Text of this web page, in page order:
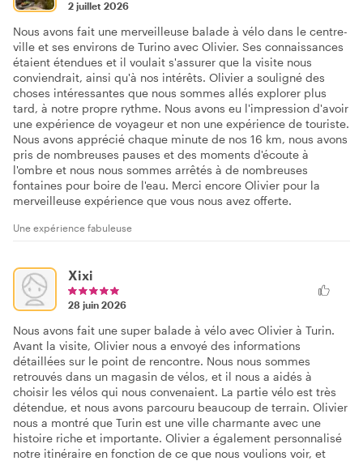
2 juillet 2026
Nous avons fait une merveilleuse balade à vélo dans le centre-
ville et ses environs de Turino avec Olivier. Ses connaissances
étaient étendues et il voulait s'assurer que la visite nous
conviendrait, ainsi qu'à nos intérêts. Olivier a souligné des
choses intéressantes que nous sommes allés explorer plus
tard, à notre propre rythme. Nous avons eu l'impression d'avoir
une expérience de voyageur et non une expérience de touriste.
Nous avons apprécié chaque minute de nos 16 km, nous avons
pris de nombreuses pauses et des moments d'écoute à
l'ombre et nous nous sommes arrêtés à de nombreuses
fontaines pour boire de l'eau. Merci encore Olivier pour la
merveilleuse expérience que vous nous avez offerte.
Une expérience fabuleuse
Xixi
28 juin 2026
Nous avons fait une super balade à vélo avec Olivier à Turin.
Avant la visite, Olivier nous a envoyé des informations
détaillées sur le point de rencontre. Nous nous sommes
retrouvés dans un magasin de vélos, et il nous a aidés à
choisir les vélos qui nous convenaient. La partie vélo est très
détendue, et nous avons parcouru beaucoup de terrain. Olivier
nous a montré que Turin est une ville charmante avec une
histoire riche et importante. Olivier a également personnalisé
notre itinéraire en fonction de ce que nous voulions voir, et